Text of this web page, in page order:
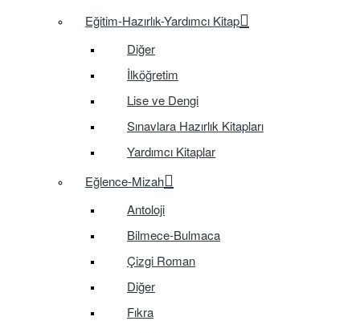
Eğitim-Hazırlık-Yardımcı Kitap
Diğer
İlköğretim
Lise ve Dengi
Sınavlara Hazırlık Kitapları
Yardımcı Kitaplar
Eğlence-Mizah
Antoloji
Bilmece-Bulmaca
Çizgi Roman
Diğer
Fıkra